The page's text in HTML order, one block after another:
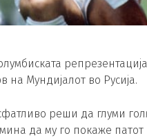
на Мундијалот во Русија.
реши да глуми
да му го покаже